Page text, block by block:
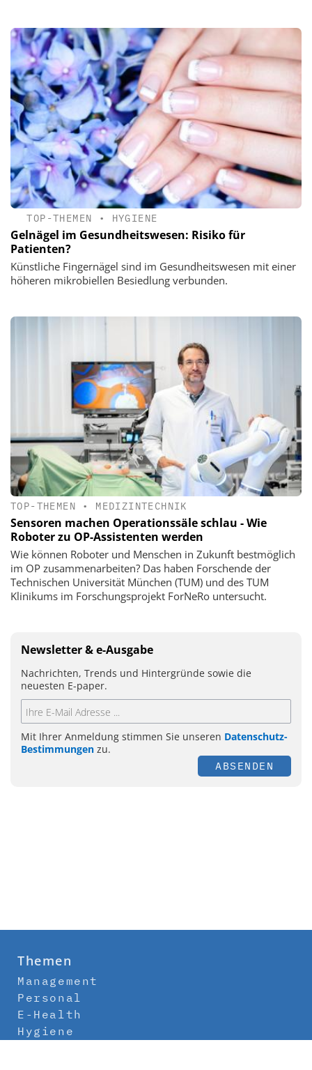
TOP-THEMEN • HYGIENE
Gelnägel im Gesundheitswesen: Risiko für
Patienten?
Künstliche Fingernägel sind im Gesundheitswesen mit einer
höheren mikrobiellen Besiedlung verbunden.
TOP-THEMEN • MEDIZINTECHNIK
Sensoren machen Operationssäle schlau - Wie
Roboter zu OP-Assistenten werden
Wie können Roboter und Menschen in Zukunft bestmöglich
im OP zusammenarbeiten? Das haben Forschende der
Technischen Universität München (TUM) und des TUM
Klinikums im Forschungsprojekt ForNeRo untersucht.
Newsletter & e-Ausgabe
Nachrichten, Trends und Hintergründe sowie die
neuesten E-paper.
Mit Ihrer Anmeldung stimmen Sie unseren Datenschutz-
Bestimmungen zu.
ABSENDEN
Themen
Management
Personal
E-Health
Hygiene